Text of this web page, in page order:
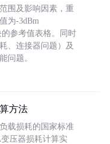
围及影响因素，重
为-3dBm
参考值表格。同时
、连接器问题）及
问题。
方法
载损耗的国家标准
变压器损耗计算实